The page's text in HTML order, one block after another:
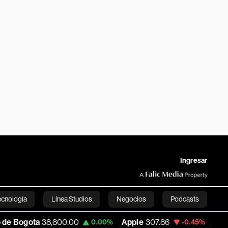
Ingresar
Línea Studios Negocios Podcasts
English0.00% Apple 307.86 -0.45% USD COP 3,179.36